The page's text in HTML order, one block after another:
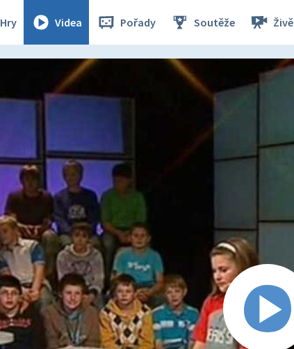
Hry Videa Pořady Soutěže Živě